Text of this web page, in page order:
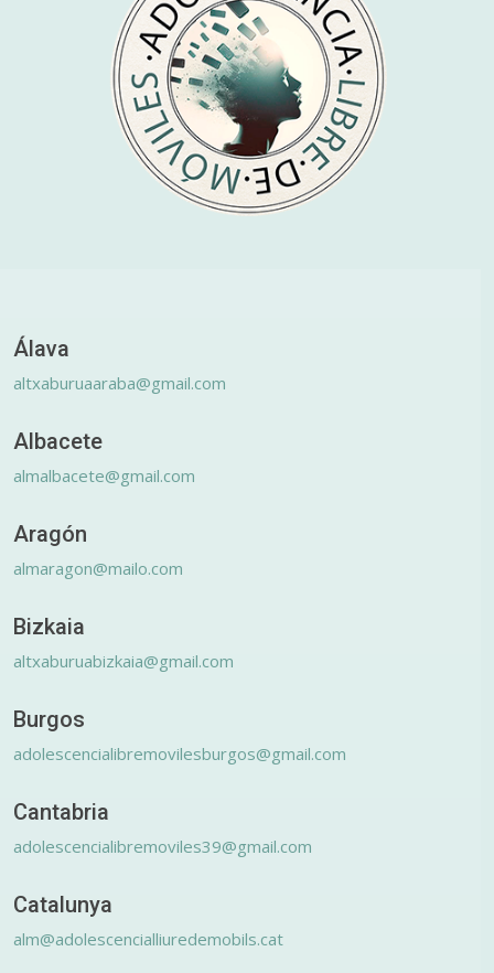
Álava
altxaburuaaraba@gmail.com
Albacete
almalbacete@gmail.com
Aragón
almaragon@mailo.com
Bizkaia
altxaburuabizkaia@gmail.com
Burgos
adolescencialibremovilesburgos@gmail.com
Cantabria
adolescencialibremoviles39@gmail.com
Catalunya
alm@adolescencialliuredemobils.cat